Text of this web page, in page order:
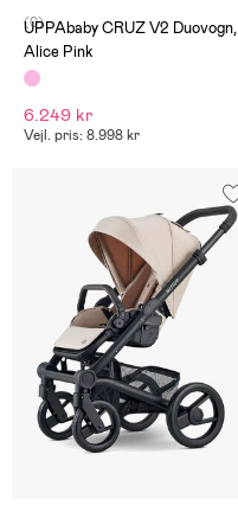
(0)
UPPAbaby CRUZ V2 Duovogn,
Alice Pink
6.249 kr
Vejl. pris: 8.998 kr